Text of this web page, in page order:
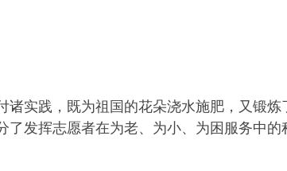
实践，既为祖国的花朵浇水施肥，又锻
发挥志愿者在为老、为小、为困服务中